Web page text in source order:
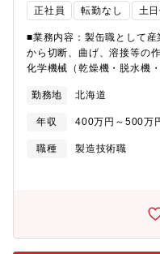
1039-47小樽支店：小樽市
沢市大和２条９丁目２－２
１条６丁目１－１室蘭支店
正社員 転勤なし 土
■業務内容：製缶職として
から切断、曲げ、溶接等の
化学機械（乾燥機・脱水機
連（付帯設備・搬送装置・
蔵・木材チップ乾燥プラン
作しています。オーダーメ
が単調にならずに、やりが
勤務地 北海道
年収 400万円～500万
職種
製造技術職